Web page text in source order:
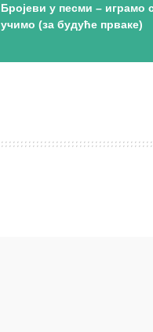
Бројеви у песми – играмо
учимо (за будуће прваке)